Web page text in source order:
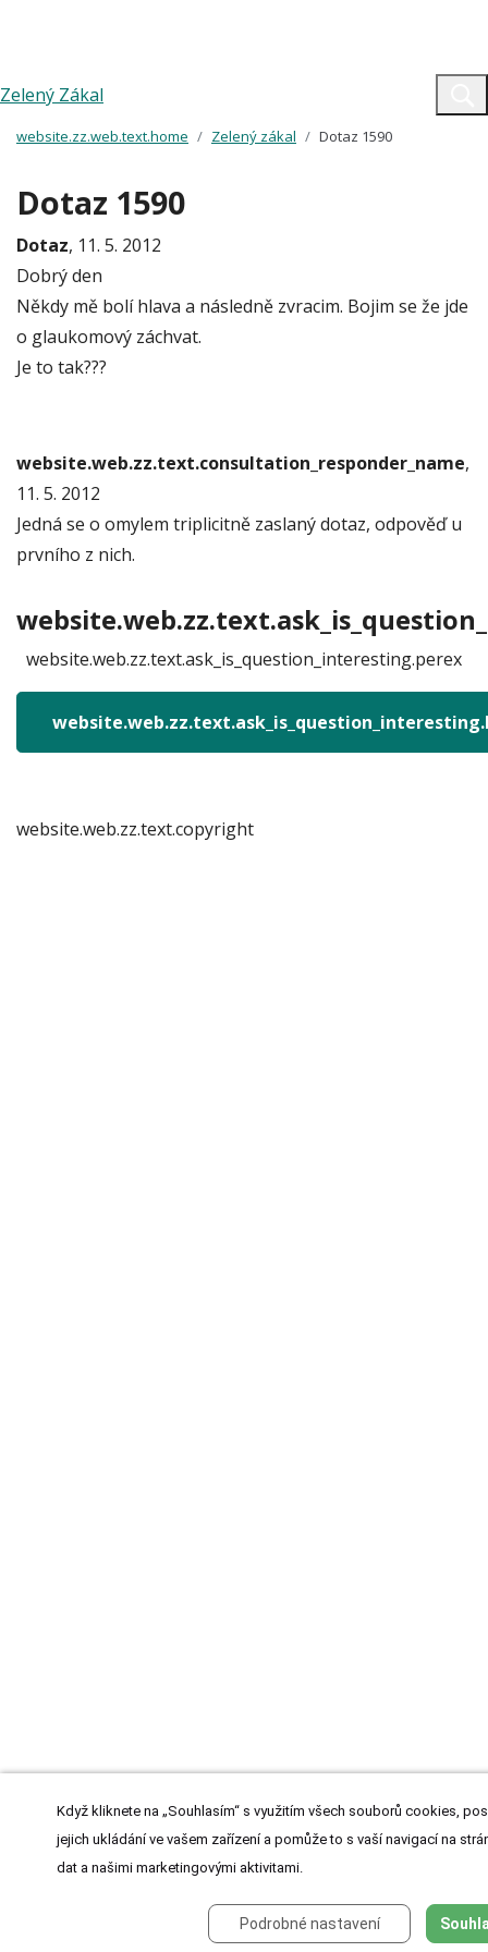
Zelený Zákal
website.zz.web.text.home Zelený zákal Dotaz 1590
Dotaz 1590
Dotaz, 11. 5. 2012
Dobrý den
Někdy mě bolí hlava a následně zvracim. Bojim se že jde
o glaukomový záchvat.
Je to tak???
website.web.zz.text.consultation_responder_name,
11. 5. 2012
Jedná se o omylem triplicitně zaslaný dotaz, odpověď u
prvního z nich.
website.web.zz.text.ask_is_question_interesting.perex
website.web.zz.text.copyright
Když kliknete na „Souhlasím“ s využitím všech souborů cookies,
jejich ukládání ve vašem zařízení a pomůže to s vaší navigací na
dat a našimi marketingovými aktivitami.
Podrobné nastavení